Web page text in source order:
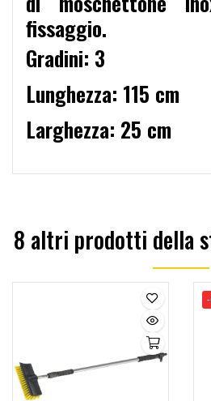
fissaggio.
Gradini: 3
Lunghezza: 115 cm
Larghezza: 25 cm
8 altri prodotti della